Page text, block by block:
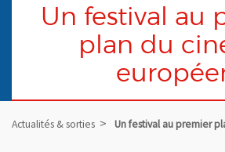
Un festival au
plan du
Actualités & sorties Un festival au premier